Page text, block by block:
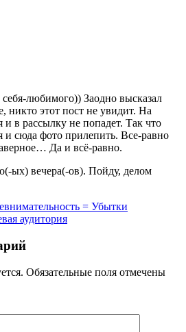
любимого)) Заодно высказал
никто этот пост не увидит. На
и в рассылку не попадет. Так что
и сюда фото прилепить. Все-равно
Да и всё-равно.
ых) вечера(-ов). Пойду, делом
= Убытки
аудитория
Обязательные поля отмечены